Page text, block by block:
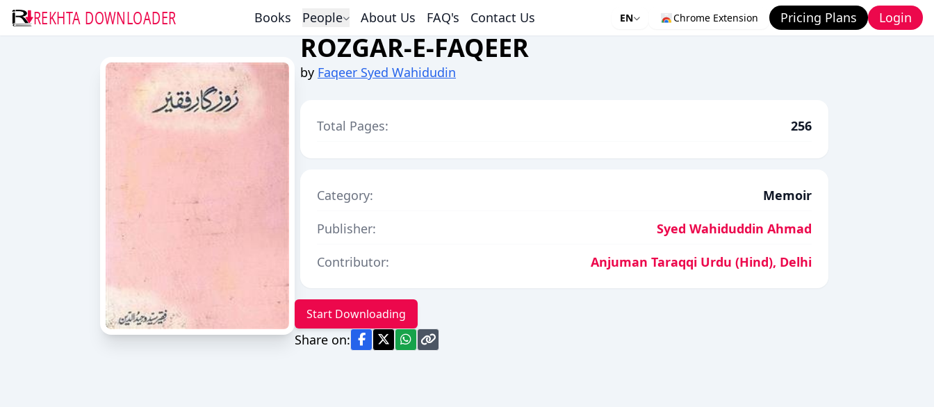
REKHTA DOWNLOADER Books People About Us FAQ's Contact Us EN Chrome Extension Pricing Plans Login
ROZGAR-E-FAQEER
by Faqeer Syed Wahidudin
Total Pages: 256
Category:
Memoir
Publisher:
Syed Wahiduddin Ahmad
Contributor:
Anjuman Taraqqi Urdu (Hind), Delhi
Start Downloading
Share on: